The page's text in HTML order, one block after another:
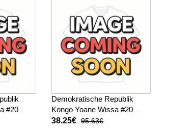
#20
Demokratische Republik
Kongo Yoane Wissa #20
Fußballbekleidung
38.25€ 95.63€